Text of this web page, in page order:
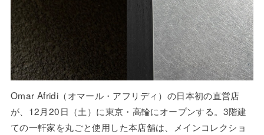
Omar Afridi（オマール・アフリディ）の日本初の直営店
が、12月20日（土）に東京・高輪にオープンする。3階建
ての一軒家を丸ごと使用した本店舗は、メインコレクショ